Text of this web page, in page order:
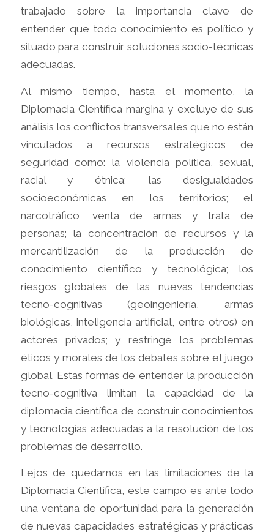
trabajado sobre la importancia clave de
entender que todo conocimiento es político y
situado para construir soluciones socio-técnicas
adecuadas.
Al mismo tiempo, hasta el momento, la
Diplomacia Científica margina y excluye de sus
análisis los conflictos transversales que no están
vinculados a recursos estratégicos de
seguridad como: la violencia política, sexual,
racial y étnica; las desigualdades
socioeconómicas en los territorios; el
narcotráfico, venta de armas y trata de
personas; la concentración de recursos y la
mercantilización de la producción de
conocimiento científico y tecnológica; los
riesgos globales de las nuevas tendencias
tecno-cognitivas (geoingeniería, armas
biológicas, inteligencia artificial, entre otros) en
actores privados; y restringe los problemas
éticos y morales de los debates sobre el juego
global. Estas formas de entender la producción
tecno-cognitiva limitan la capacidad de la
diplomacia científica de construir conocimientos
y tecnologías adecuadas a la resolución de los
problemas de desarrollo.
Lejos de quedarnos en las limitaciones de la
Diplomacia Científica, este campo es ante todo
una ventana de oportunidad para la generación
de nuevas capacidades estratégicas y prácticas